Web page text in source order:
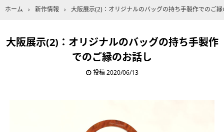
ホーム › 新作情報 › 大阪展示(2)：オリジナルのバッグの持ち手製作でのご
大阪展示(2)：オリジナルのバッグの持ち手製作
でのご縁のお話し
投稿2020/06/13